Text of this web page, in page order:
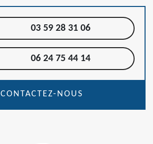
03 59 28 31 06
06 24 75 44 14
CONTACTEZ-NOUS